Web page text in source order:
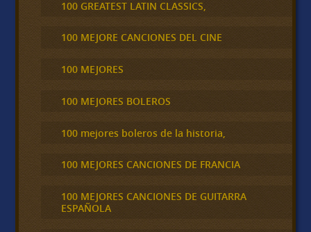
100 GREATEST LATIN CLASSICS,
100 MEJORE CANCIONES DEL CINE
100 MEJORES
100 MEJORES BOLEROS
100 mejores boleros de la historia,
100 MEJORES CANCIONES DE FRANCIA
100 MEJORES CANCIONES DE GUITARRA
ESPAÑOLA